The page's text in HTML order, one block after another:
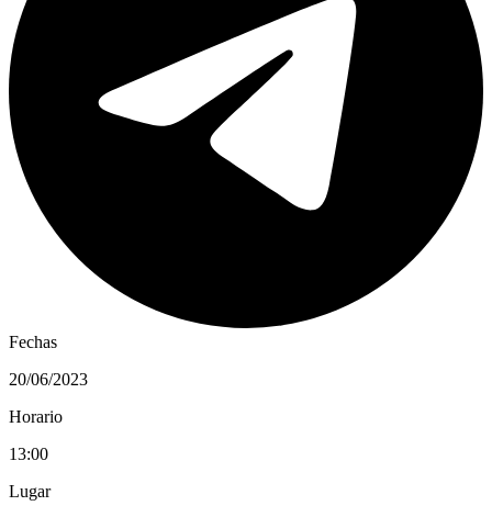
Fechas
20/06/2023
Horario
13:00
Lugar